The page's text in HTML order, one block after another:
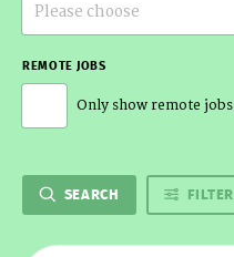
Please choose
REMOTE JOBS
Only show remote jobs
SEARCH FILTER